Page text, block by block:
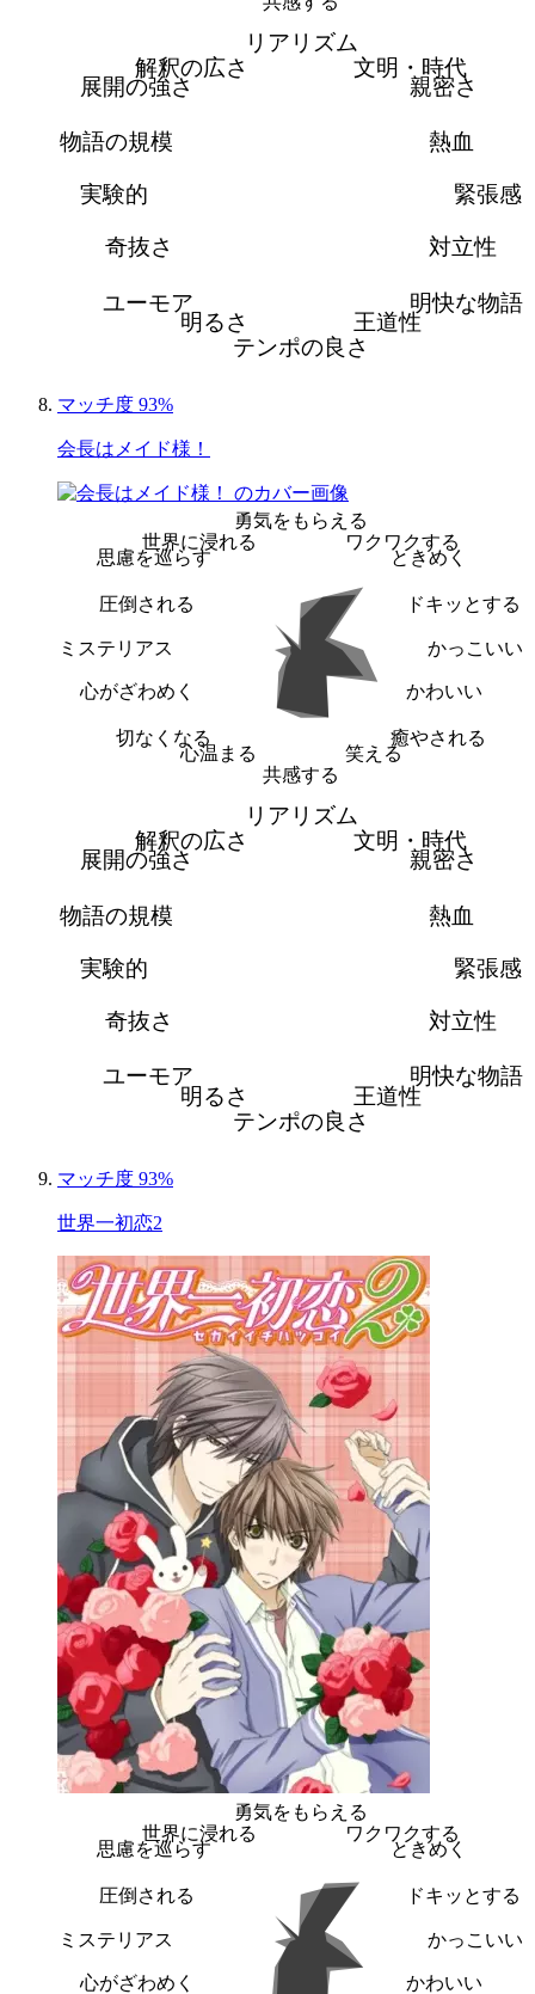
リアリズム
文明・時代
親密さ
熱血
緊張感
対立性
明快な物語
王道性
テンポの良さ
明るさ
ユーモア
奇抜さ
実験的
物語の規模
展開の強さ
解釈の広さ
マッチ度 93%
会長はメイド様！
勇気をもらえる
ワクワクする
ときめく
ドキッとする
かっこいい
かわいい
癒やされる
笑える
共感する
心温まる
切なくなる
心がざわめく
ミステリアス
圧倒される
思慮を巡らす
世界に浸れる
リアリズム
文明・時代
親密さ
熱血
緊張感
対立性
明快な物語
王道性
テンポの良さ
明るさ
ユーモア
奇抜さ
実験的
物語の規模
展開の強さ
解釈の広さ
マッチ度 93%
世界一初恋2
勇気をもらえる
ワクワクする
ときめく
ドキッとする
かっこいい
かわいい
心がざわめく
ミステリアス
圧倒される
思慮を巡らす
世界に浸れる